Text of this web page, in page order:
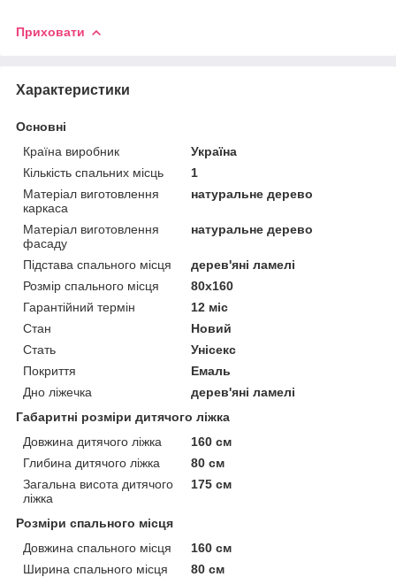
Приховати
Характеристики
Основні
Країна виробник
Україна
Кількість спальних місць
1
Матеріал виготовлення
каркаса
натуральне дерево
Матеріал виготовлення
фасаду
натуральне дерево
Підстава спального місця
дерев'яні ламелі
Розмір спального місця
80х160
Гарантійний термін
12 міс
Стан
Новий
Стать
Унісекс
Покриття
Емаль
Дно ліжечка
дерев'яні ламелі
Габаритні розміри дитячого ліжка
Довжина дитячого ліжка
160 см
Глибина дитячого ліжка
80 см
Загальна висота дитячого
ліжка
175 см
Розміри спального місця
Довжина спального місця
160 см
Ширина спального місця
80 см